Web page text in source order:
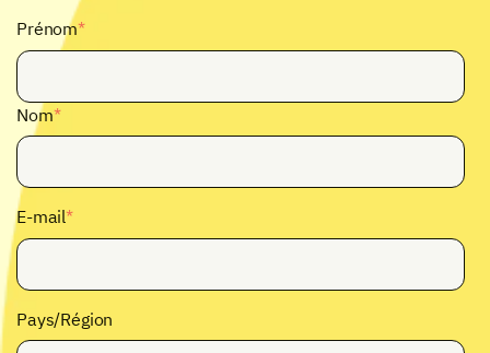
Prénom*
Nom*
E-mail*
Pays/Région